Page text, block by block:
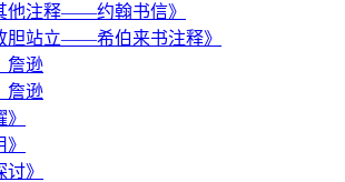
他注释——约翰书信》
胆站立——希伯来书注释》
詹逊
詹逊
》